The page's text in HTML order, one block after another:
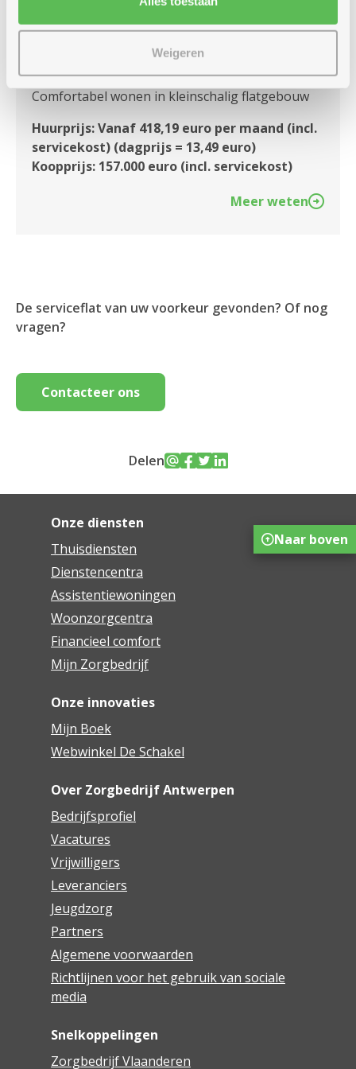
Weigeren
Type 2: Assistentiewoning
met 2 slaapkamers
Comfortabel wonen in kleinschalig flatgebouw
Huurprijs: Vanaf 418,19 euro per maand (incl.
servicekost) (dagprijs = 13,49 euro)
Koopprijs: 157.000 euro (incl. servicekost)
Meer weten
De serviceflat van uw voorkeur gevonden? Of nog
vragen?
Contacteer ons
Delen
Onze diensten
Thuisdiensten
Dienstencentra
Assistentiewoningen
Woonzorgcentra
Financieel comfort
Mijn Zorgbedrijf
Onze innovaties
Mijn Boek
Webwinkel De Schakel
Over Zorgbedrijf Antwerpen
Bedrijfsprofiel
Vacatures
Vrijwilligers
Leveranciers
Jeugdzorg
Partners
Algemene voorwaarden
Richtlijnen voor het gebruik van sociale
media
Snelkoppelingen
Zorgbedrijf Vlaanderen
Naar boven